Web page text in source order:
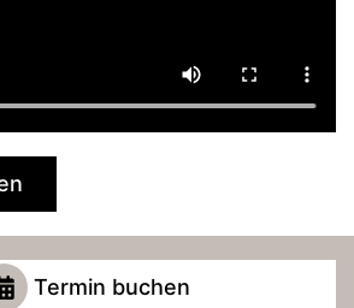
Termin buchen